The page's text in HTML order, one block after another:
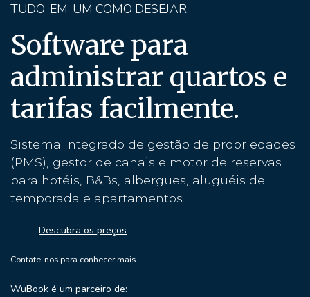
TUDO-EM-UM COMO DESEJAR.
Software para
administrar quartos e
tarifas facilmente.
Sistema integrado de gestão de propriedades
(PMS), gestor de canais e motor de reservas
para hotéis, B&Bs, albergues, aluguéis de
temporada e apartamentos.
Descubra os preços
Contate-nos para conhecer mais
WuBook é um parceiro de: